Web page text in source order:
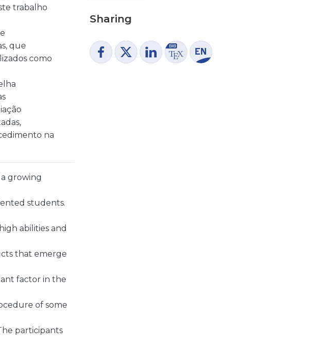
trabalho
que
como
na
growing
students.
abilities and
that emerge
factor in the
of some
participants
Sharing